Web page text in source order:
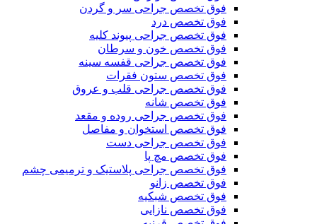
فوق تخصص جراحی سر و گردن
فوق تخصص درد
فوق تخصص جراحی پیوند کلیه
فوق تخصص خون و سرطان
فوق تخصص جراحی قفسه سینه
فوق تخصص ستون فقرات
فوق تخصص جراحی قلب و عروق
فوق تخصص شانه
فوق تخصص جراحی روده و مقعد
فوق تخصص استخوان و مفاصل
فوق تخصص جراحی دست
فوق تخصص مچ پا
فوق تخصص جراحی پلاستیک و ترمیمی چشم
فوق تخصص زانو
فوق تخصص شبکیه
فوق تخصص نازایی